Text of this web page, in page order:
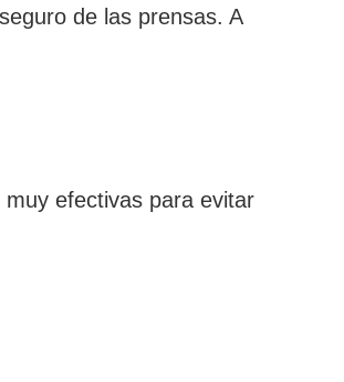
de las prensas. A
efectivas para evitar